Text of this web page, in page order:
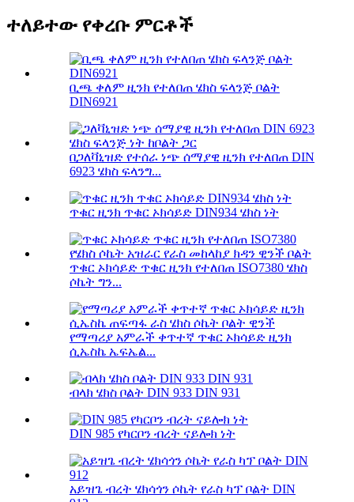
ተለይተው የቀረቡ ምርቶች
ቢጫ ቀለም ዚንክ የተለበጠ ሄክስ ፍላንጅ ቦልት
DIN6921
በጋለቫኒዝድ የተሰራ ነጭ ሰማያዊ ዚንክ የተለበጠ DIN
6923 ሄክስ ፍላንግ...
ጥቁር ዚንክ ጥቁር ኦክሳይድ DIN934 ሄክስ ነት
ጥቁር ኦክሳይድ ጥቁር ዚንክ የተለበጠ ISO7380 ሄክስ
ሶኬት ግን...
የማጣሪያ አምራች ቀጥተኛ ጥቁር ኦክሳይድ ዚንክ
ሲኤስኬ ኤፍኤል...
ብላክ ሄክስ ቦልት DIN 933 DIN 931
DIN 985 የካርቦን ብረት ናይሎክ ነት
አይዝጌ ብረት ሄክሳጎን ሶኬት የራስ ካፕ ቦልት DIN